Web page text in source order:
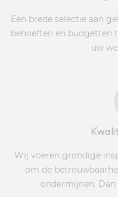
Een brede selectie aan
behoeften en budgetten
uw
Wij voeren grondige
om de
ondermijnen.